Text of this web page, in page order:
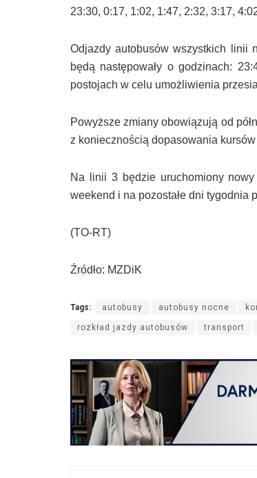
23:30, 0:17, 1:02, 1:47, 2:32, 3:17,
Odjazdy autobusów wszystkich linii
będą następowały o godzinach:
postojach w celu umożliwienia
Powyższe zmiany obowiązują od
z koniecznością dopasowania
Na linii 3 będzie uruchomiony
weekend i na pozostałe dni tygodnia
(TO-RT)
Źródło: MZDiK
Tags: autobusy autobusy nocne
rozkład jazdy autobusów transport